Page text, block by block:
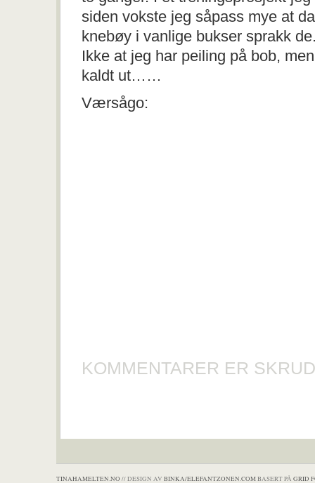
siden vokste jeg såpass mye at
knebøy i vanlige bukser sprakk
Ikke at jeg har peiling på bob,
kaldt ut……
Værsågo:
KOMMENTARER ER
TINAHAMELTEN.NO // DESIGN AV BINKA/ELEFANTZONEN.COMBASERT PÅ GRID